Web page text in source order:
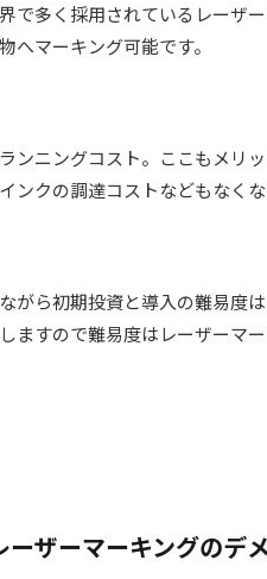
で多く採用されているレーザ
へマーキング可能です。
ンニングコスト。ここもメリ
ンクの調達コストなどもなく
がら初期投資と導入の難易度
ますので難易度はレーザーマ
ーザーマーキングのデ